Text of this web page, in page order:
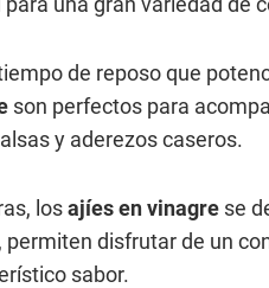
de reposo que
son perfectos para
y aderezos caseros.
losajíes en vinagre se
disfrutar de un
sabor.